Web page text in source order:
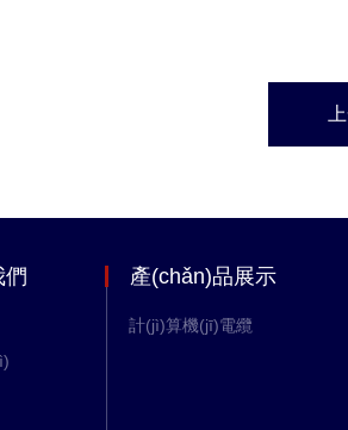
們 產(chǎn)品展示
計(jì)算機(jī)電纜